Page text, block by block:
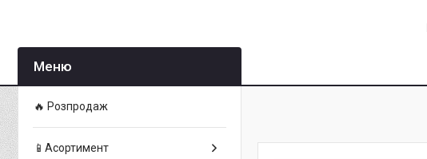
🔥 Розпродаж
📱Асортимент